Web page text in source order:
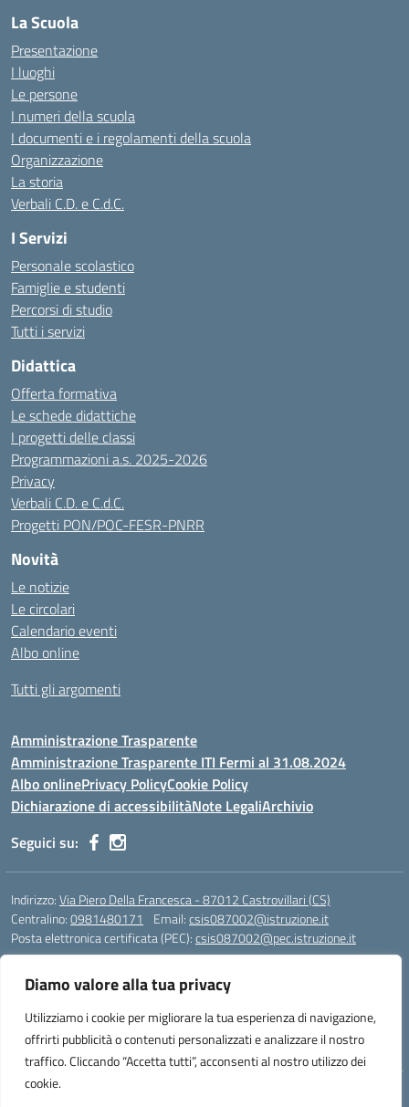
Diamo valore alla tua privacy
Utilizziamo i cookie per migliorare la tua esperienza di navigazione,
offrirti pubblicità o contenuti personalizzati e analizzare il nostro
traffico. Cliccando “Accetta tutti”, acconsenti al nostro utilizzo dei
cookie.
La Scuola
Presentazione
I luoghi
Le persone
I numeri della scuola
I documenti e i regolamenti della scuola
Organizzazione
La storia
Verbali C.D. e C.d.C.
I Servizi
Personale scolastico
Famiglie e studenti
Percorsi di studio
Tutti i servizi
Didattica
Offerta formativa
Le schede didattiche
I progetti delle classi
Programmazioni a.s. 2025-2026
Privacy
Verbali C.D. e C.d.C.
Progetti PON/POC-FESR-PNRR
Novità
Le notizie
Le circolari
Calendario eventi
Albo online
Tutti gli argomenti
Amministrazione Trasparente
Amministrazione Trasparente ITI Fermi al 31.08.2024
Albo onlinePrivacy PolicyCookie Policy
Dichiarazione di accessibilitàNote LegaliArchivio
Seguici su:
Indirizzo:Via Piero Della Francesca - 87012 Castrovillari (CS)
Centralino:0981480171 Email:csis087002@istruzione.it
Posta elettronica certificata (PEC):csis087002@pec.istruzione.it
Codice meccanografico:CSIS087002
Codice Indice delle Pubbliche Amministrazioni (IPA): PNG4CA8K
Codice unico di fatturazione (CUF): R8N7JA